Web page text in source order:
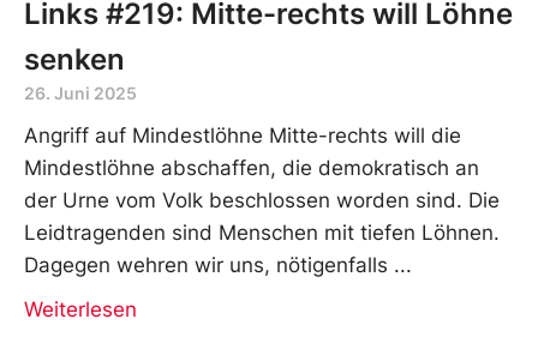
Links #219: Mitte-rechts will Löhne
senken
26. Juni 2025
Angriff auf Mindestlöhne Mitte-rechts will die
Mindestlöhne abschaffen, die demokratisch an
der Urne vom Volk beschlossen worden sind. Die
Leidtragenden sind Menschen mit tiefen Löhnen.
Dagegen wehren wir uns, nötigenfalls
Weiterlesen